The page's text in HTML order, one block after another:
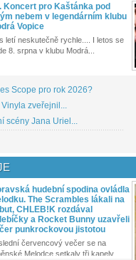
Koncert pro Kaštánka pod
nebem v legendárním klubu
Vopice
letí neskutečně rychle.... I letos se
8. srpna v klubu Modrá...
Scope pro rok 2026?
zveřejnil...
scény Jana Uriel...
hudební spodina ovládla
The Scrambles lákali na
CHLEB!K rozdával
a Rocket Bunny uzavřeli
punkrockovou jistotou
červencový večer se na
Melodce setkaly tři kapely...